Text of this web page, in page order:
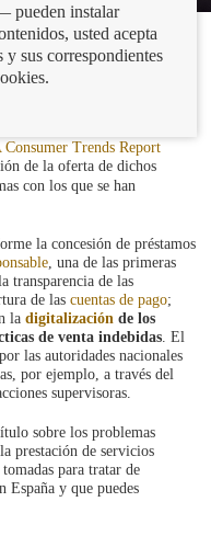
las tendencias de los
Consumer Trends Report
de la oferta de dichos
con los que se han
la concesión de préstamos
, una de las primeras
transparencia de las
de las cuentas de pago;
la digitalización de los
de venta indebidas . El
las autoridades nacionales
por ejemplo, a través del
supervisoras.
sobre los problemas
prestación de servicios
para tratar de
España y que puedes
pueden instalar
usted acepta
y sus correspondientes